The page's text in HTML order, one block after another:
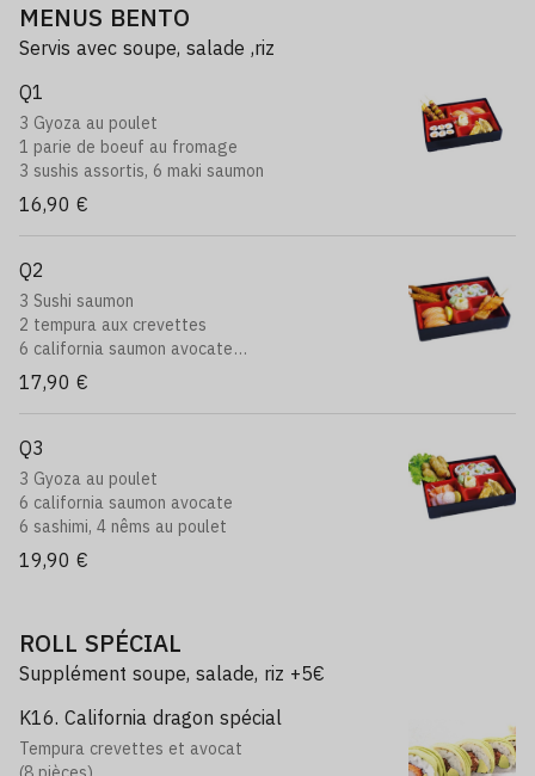
MENUS BENTO
Servis avec soupe, salade ,riz
Q1
3 Gyoza au poulet
1 parie de boeuf au fromage
3 sushis assortis, 6 maki saumon
16,90 €
Q2
3 Sushi saumon
2 tempura aux crevettes
6 california saumon avocate
1 paire de brochettess: saumon ou boeuf au
fromage
17,90 €
Q3
3 Gyoza au poulet
6 california saumon avocate
6 sashimi, 4 nêms au poulet
19,90 €
ROLL SPÉCIAL
Supplément soupe, salade, riz +5€
K16. California dragon spécial
Tempura crevettes et avocat